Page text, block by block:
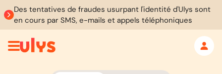
Des tentatives de fraudes usurpant l'identité d'Ulys sont
en cours par SMS, e-mails et appels téléphoniques